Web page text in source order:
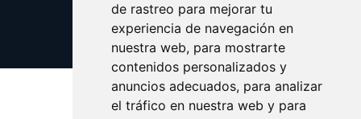
de rastreo para mejorar tu
experiencia de navegación en
nuestra web, para mostrarte
contenidos personalizados y
anuncios adecuados, para analizar
el tráfico en nuestra web y para
Update cookies preferences
Copyright © 2025 whitehouse.es